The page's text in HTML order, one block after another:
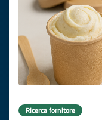
Ricerca fornitore